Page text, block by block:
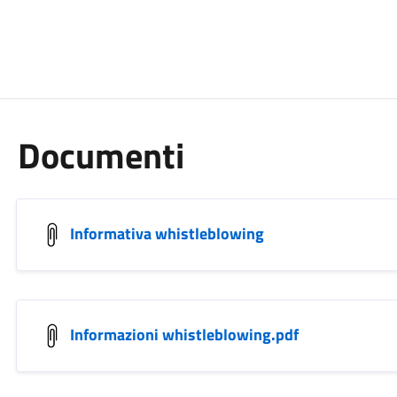
Documenti
Informativa whistleblowing
Informazioni whistleblowing.pdf